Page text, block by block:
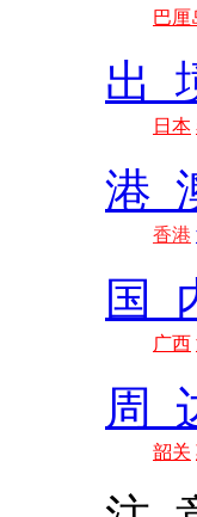
巴厘
出
日本
港
香港
国
广西
周
韶关